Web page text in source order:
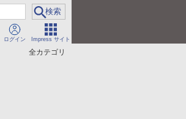
ログイン Impress サイト
全カテゴリ